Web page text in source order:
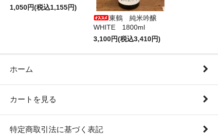
1,050円(税込1,155円)
東鶴 純米吟醸
WHITE 1800ml
3,100円(税込3,410円)
ホーム
カートを見る
特定商取引法に基づく表記